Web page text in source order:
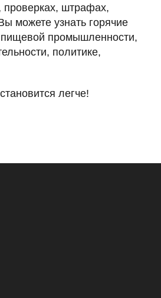
проверках, штрафах,
можете узнать горячие
промышленности,
политике,
легче!